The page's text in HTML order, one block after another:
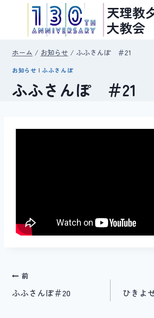
天理教
大教会
ホーム / お知らせ / ふふさんぽ ＃21
お知らせ |ふふさんぽ
ふふさんぽ ＃21
投
稿
前
ふふさんぽ＃20
ひきよ